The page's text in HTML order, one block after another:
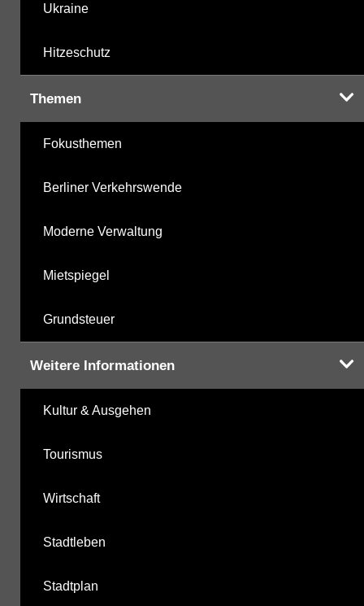
Ukraine
Hitzeschutz
Themen
Fokusthemen
Berliner Verkehrswende
Moderne Verwaltung
Mietspiegel
Grundsteuer
Weitere Informationen
Kultur & Ausgehen
Tourismus
Wirtschaft
Stadtleben
Stadtplan